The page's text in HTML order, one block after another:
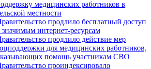
медицинских работников в
местности
продлило бесплатный доступ
значимым интернет-ресурсам
продлило действие мер
для медицинских работников,
помощь участникам СВО
проиндексировало